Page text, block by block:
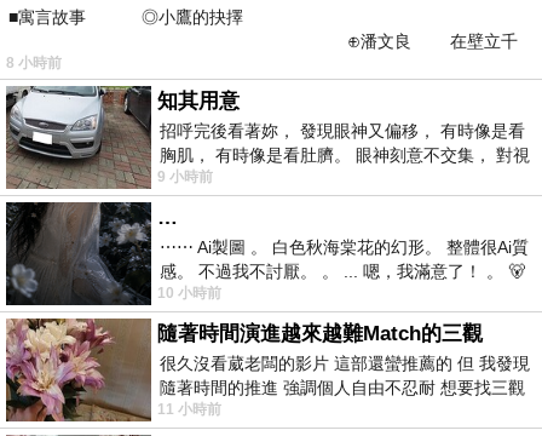
■寓言故事 ◎小鷹的抉擇
⊕潘文良 在壁立千
仞的懸崖上，有一座遮天蔽
8 小時前
知其用意
招呼完後看著妳， 發現眼神又偏移， 有時像是看
胸肌， 有時像是看肚臍。 眼神刻意不交集， 對視
視線不對齊， 讓我很難不
9 小時前
…
⋯⋯ Ai製圖 。 白色秋海棠花的幻形。 整體很Ai質
感。 不過我不討厭。 。 ... 嗯，我滿意了！ 。 🐻
昨中
10 小時前
隨著時間演進越來越難Match的三觀
很久沒看葳老闆的影片 這部還蠻推薦的 但 我發現
隨著時間的推進 強調個人自由不忍耐 想要找三觀
接近的不要說對象 連朋友都超
11 小時前